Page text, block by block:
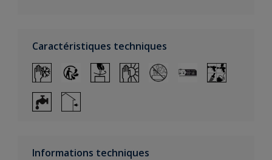
Caractéristiques techniques
Informations techniques